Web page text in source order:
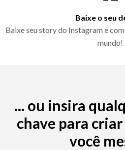
Baixe o seu
Baixe seu story do Instagram e
mundo!
... ou insira
chave para
você